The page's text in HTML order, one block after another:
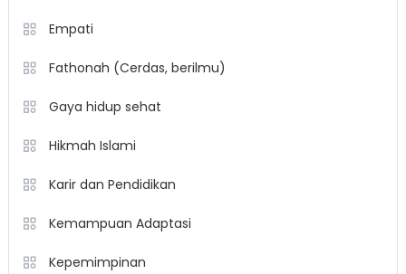
Empati
Fathonah (Cerdas, berilmu)
Gaya hidup sehat
Hikmah Islami
Karir dan Pendidikan
Kemampuan Adaptasi
Kepemimpinan